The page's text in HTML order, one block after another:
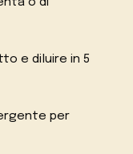
o di
e diluire in 5
per